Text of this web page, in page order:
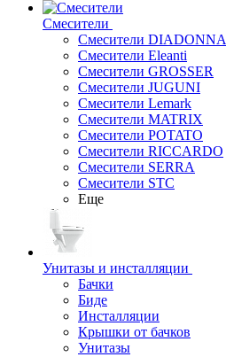
Смесители
Смесители DIADONNA
Смесители Eleanti
Смесители GROSSER
Смесители JUGUNI
Смесители Lemark
Смесители MATRIX
Смесители POTATO
Смесители RICCARDO
Смесители SERRA
Смесители STC
Еще
Унитазы и инсталляции
Бачки
Биде
Инсталляции
Крышки от бачков
Унитазы